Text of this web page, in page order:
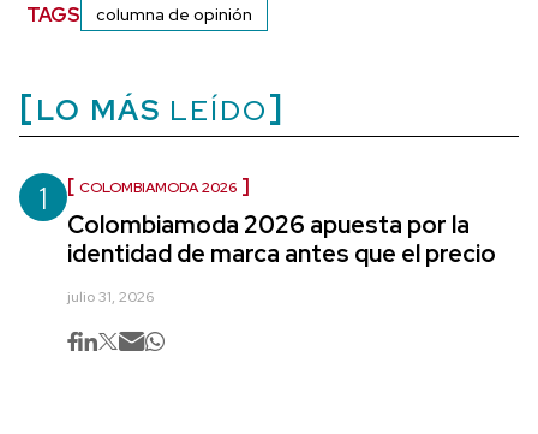
TAGS columna de opinión
LO MÁS LEÍDO
1 COLOMBIAMODA 2026
Colombiamoda 2026 apuesta por la
identidad de marca antes que el precio
julio 31, 2026